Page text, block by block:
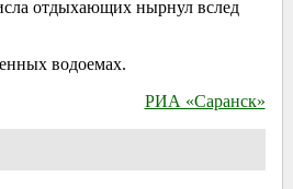
отдыхающих нырнул вслед
водоемах.
РИА «Саранск»